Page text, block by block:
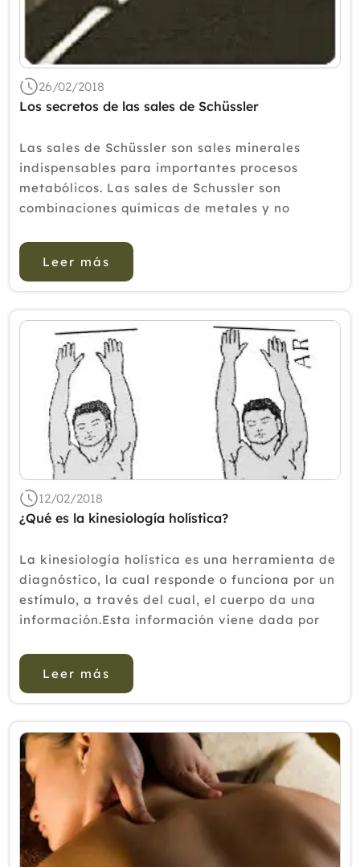
2015
2013
2012
26/02/2018
Los secretos de las sales de Schüssler
Las sales de Schüssler son sales minerales
indispensables para importantes procesos
metabólicos. Las sales de Schussler son
combinaciones químicas de metales y no
doce y están en todo el organismo.A veces el
organismo no consigue los minerales q...
Leer más
12/02/2018
¿Qué es la kinesiología holística?
La kinesiología holística es una herramienta de
diagnóstico, la cual responde o funciona por un
estímulo, a través del cual, el cuerpo da una
información.Esta información viene dada por
musculares, lo que en el ámbito de la
kinesiología se conoce con...
Leer más